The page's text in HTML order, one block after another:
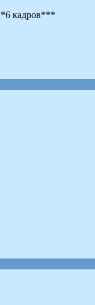
кадров***